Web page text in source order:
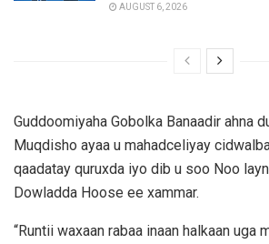
AUGUST 6, 2026
Guddoomiyaha Gobolka Banaadir ahna
Muqdisho ayaa u mahadceliyay
qaadatay quruxda iyo dib u soo Noo
Dowladda Hoose ee xammar.
“Runtii waxaan rabaa inaan halkaan uga